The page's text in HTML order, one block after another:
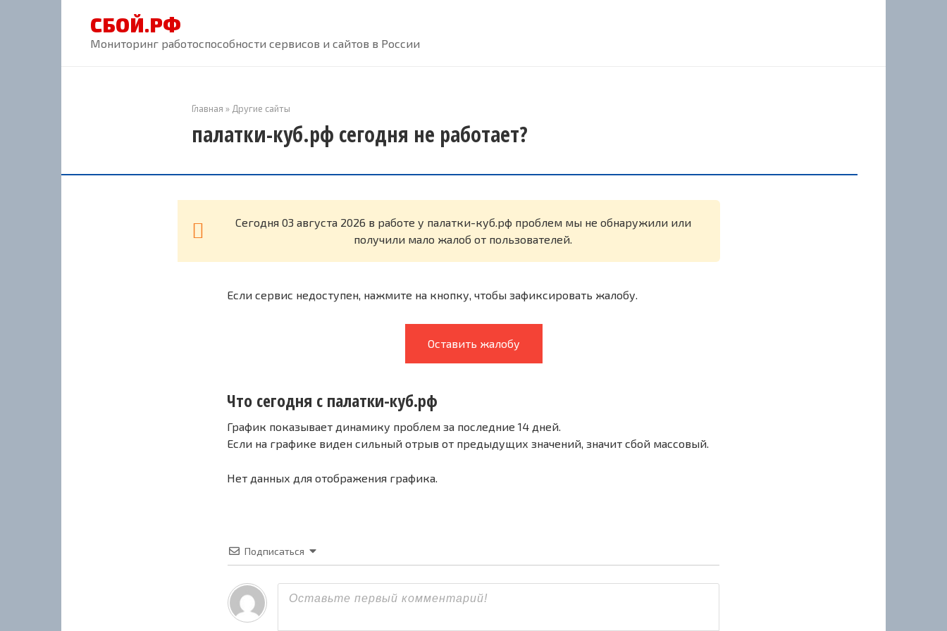
СБОЙ.РФ
Мониторинг работоспособности сервисов и сайтов в России
Главная » Другие сайты
палатки-куб.рф сегодня не работает?
Cегодня 03 августа 2026 в работе у палатки-куб.рф проблем мы не обнаружили или
получили мало жалоб от пользователей.
Если сервис недоступен, нажмите на кнопку, чтобы зафиксировать жалобу.
Оставить жалобу
Что сегодня с палатки-куб.рф
График показывает динамику проблем за последние 14 дней.
Если на графике виден сильный отрыв от предыдущих значений, значит сбой массовый.
Нет данных для отображения графика.
Подписаться